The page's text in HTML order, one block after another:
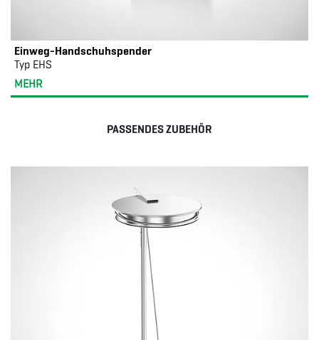
Einweg-Handschuhspender
Typ EHS
MEHR
PASSENDES ZUBEHÖR